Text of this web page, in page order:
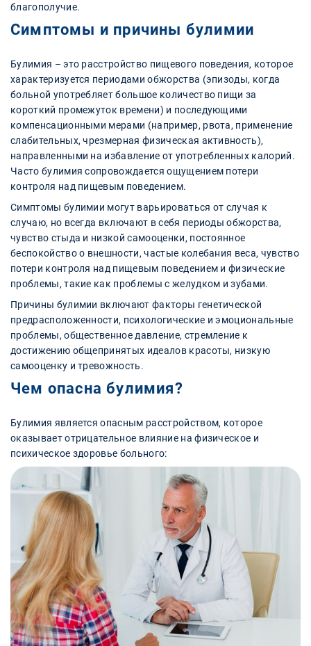
благополучие.
Симптомы и причины булимии
Булимия – это расстройство пищевого поведения, которое
характеризуется периодами обжорства (эпизоды, когда
больной употребляет большое количество пищи за
короткий промежуток времени) и последующими
компенсационными мерами (например, рвота, применение
слабительных, чрезмерная физическая активность),
направленными на избавление от употребленных калорий.
Часто булимия сопровождается ощущением потери
контроля над пищевым поведением.
Симптомы булимии могут варьироваться от случая к
случаю, но всегда включают в себя периоды обжорства,
чувство стыда и низкой самооценки, постоянное
беспокойство о внешности, частые колебания веса, чувство
потери контроля над пищевым поведением и физические
проблемы, такие как проблемы с желудком и зубами.
Причины булимии включают факторы генетической
предрасположенности, психологические и эмоциональные
проблемы, общественное давление, стремление к
достижению общепринятых идеалов красоты, низкую
самооценку и тревожность.
Чем опасна булимия?
Булимия является опасным расстройством, которое
оказывает отрицательное влияние на физическое и
психическое здоровье больного: